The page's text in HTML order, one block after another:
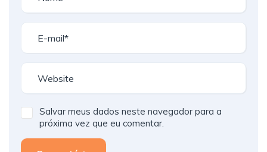
Salvar meus dados neste navegador para a
próxima vez que eu comentar.